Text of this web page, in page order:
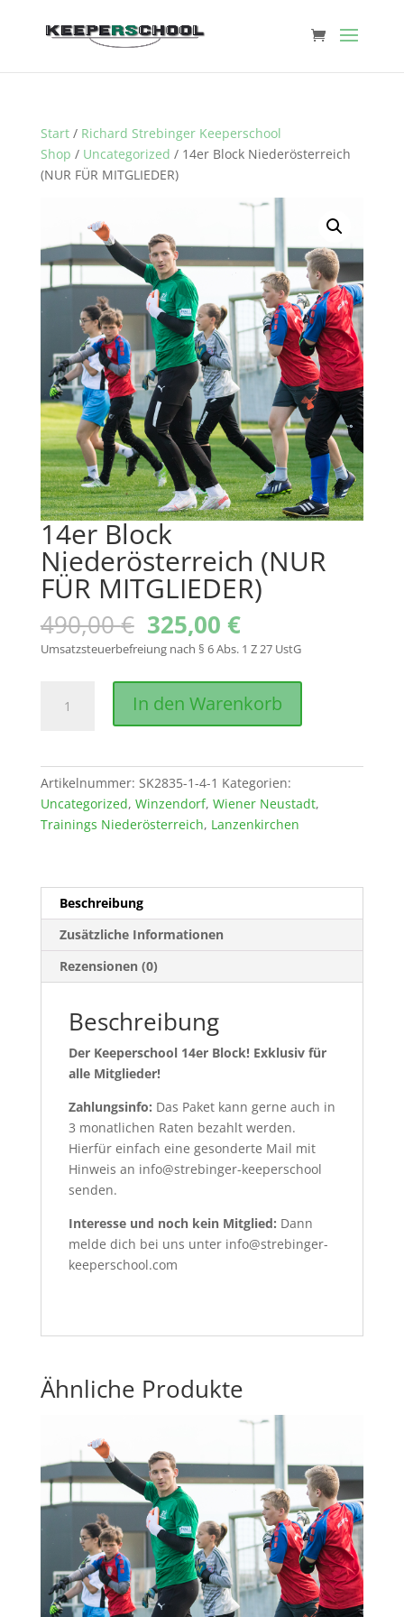
Start/ Richard Strebinger Keeperschool
Shop / Uncategorized / 14er Block Niederösterreich
(NUR FÜR MITGLIEDER)
14er Block
Niederösterreich (NUR
FÜR MITGLIEDER)
490,00€ Ursprünglicher
Preis
war:
490,00 €
325,00 €Aktueller
Preis
325,00 €.
Umsatzsteuerbefreiung nach § 6 Abs. 1 Z 27 UstG
Block
FÜR
MITGLIEDER)
Menge
In den Warenkorb
Artikelnummer: SK2835-1-4-1 Kategorien:
Uncategorized, Winzendorf, Wiener Neustadt,
Trainings Niederösterreich, Lanzenkirchen
Beschreibung
Zusätzliche Informationen
Rezensionen (0)
Beschreibung
Der Keeperschool 14er Block! Exklusiv für
alle Mitglieder!
Zahlungsinfo: Das Paket kann gerne auch in
3 monatlichen Raten bezahlt werden.
Hierfür einfach eine gesonderte Mail mit
Hinweis an info@strebinger-keeperschool
senden.
Interesse und noch kein Mitglied: Dann
melde dich bei uns unter info@strebinger-
keeperschool.com
Ähnliche Produkte